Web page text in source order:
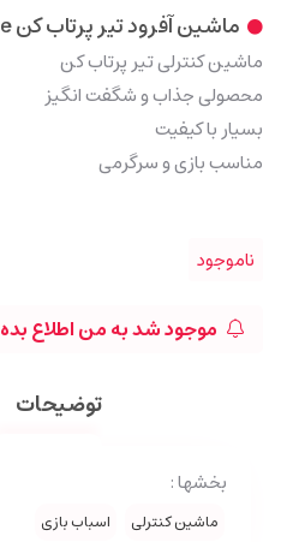
ماشین آفرود تیر پرتاب کن Shooter off-road vehicle
ماشین کنترلی تیر پرتاب کن
محصولی جذاب و شگفت انگیز
بسیار با کیفیت
مناسب بازی و سرگرمی
ناموجود
موجود شد به من اطلاع بده
توضیحات
بخشها :
ماشین کنترلی اسباب بازی